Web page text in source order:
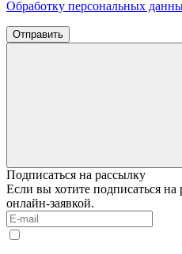
Обработку персональных
Отправить
Подписаться на рассылку
Если вы хотите подписаться на
онлайн-заявкой.